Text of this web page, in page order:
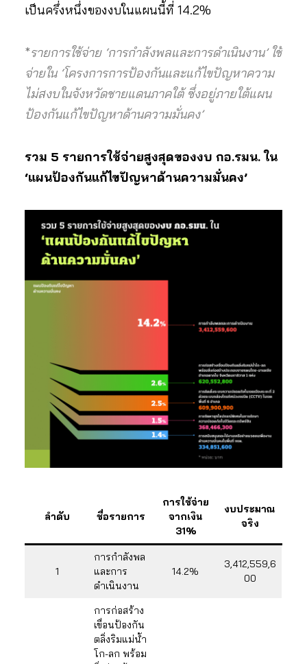
เป็นครึ่งหนึ่งของงบในแผนนี้ที่ 14.2%
*รายการใช้จ่าย ‘การกำลังพลและการดำเนินงาน’ ใช้
จ่ายใน ‘โครงการการป้องกันและแก้ไขปัญหาความ
ไม่สงบในจังหวัดชายแดนภาคใต้ ซึ่งอยู่ภายใต้แผน
ป้องกันแก้ไขปัญหาด้านความมั่นคง’
รวม 5 รายการใช้จ่ายสูงสุดของงบ กอ.รมน. ใน
‘แผนป้องกันแก้ไขปัญหาด้านความมั่นคง’
ลำดับ ชื่อรายการ
การใช้จ่าย
จากเงิน
31%
งบประมาณ
จริง
1
การกำลังพล
และการ
ดำเนินงาน
14.2%
3,412,559,6
00
การก่อสร้าง
เขื่อนป้องกัน
ตลิ่งริมแม่น้ำ
โก-ลก พร้อม